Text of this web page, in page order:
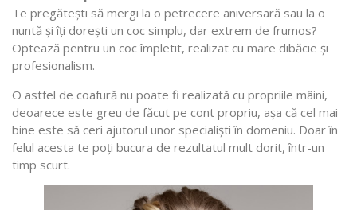
Te pregătești să mergi la o petrecere aniversară sau la o
nuntă și îți dorești un coc simplu, dar extrem de frumos?
Optează pentru un coc împletit, realizat cu mare dibăcie și
profesionalism.
O astfel de coafură nu poate fi realizată cu propriile mâini,
deoarece este greu de făcut pe cont propriu, așa că cel mai
bine este să ceri ajutorul unor specialiști în domeniu. Doar în
felul acesta te poți bucura de rezultatul mult dorit, într-un
timp scurt.